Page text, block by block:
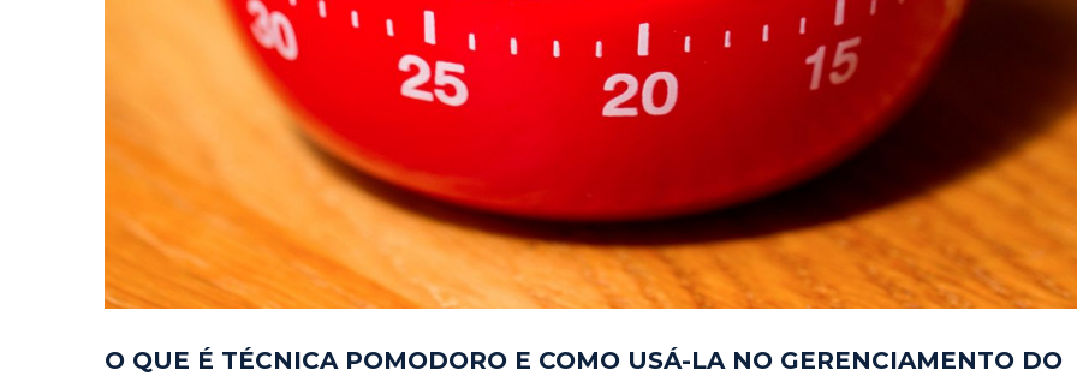
O QUE É TÉCNICA POMODORO E COMO USÁ-LA NO GERENCIAMENTO DO